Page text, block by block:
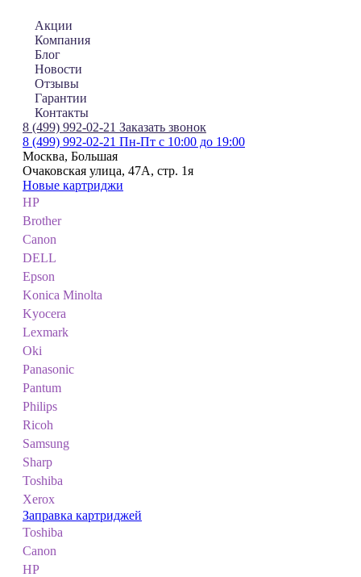
Акции
Компания
Блог
Новости
Отзывы
Гарантии
Контакты
8 (499) 992-02-21 Заказать звонок
8 (499) 992-02-21 Пн-Пт с 10:00 до 19:00
Москва, Большая
Очаковская улица, 47А, стр. 1я
Новые картриджи
HP
Brother
Canon
DELL
Epson
Konica Minolta
Kyocera
Lexmark
Oki
Panasonic
Pantum
Philips
Ricoh
Samsung
Sharp
Toshiba
Xerox
Заправка картриджей
Toshiba
Canon
HP